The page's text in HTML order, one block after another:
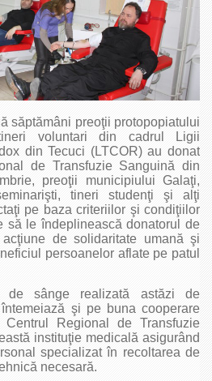
săptămâni preoţii protopopiatului
voluntari din cadrul Ligii
din Tecuci (LTCOR) au donat
de Transfuzie Sanguină din
preoţii municipiului Galaţi,
tineri studenţi şi alţi
pe baza criteriilor şi condiţiilor
să le îndeplinească donatorul de
de solidaritate umană şi
persoanelor aflate pe patul
de sânge realizată astăzi de
şi pe buna cooperare
Regional de Transfuzie
instituţie medicală asigurând
specializat în recoltarea de
necesară.